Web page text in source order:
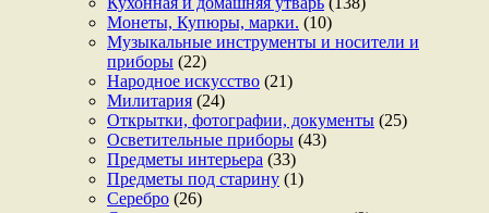
Монеты, Купюры, марки. (10)
Музыкальные инструменты и носители и
приборы (22)
Народное искусство (21)
Милитария (24)
Открытки, фотографии, документы (25)
Осветительные приборы (43)
Предметы интерьера (33)
Предметы под старину (1)
Серебро (26)